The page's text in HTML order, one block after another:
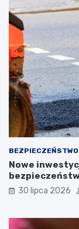
j
i
Ś
w
i
ę
t
o
u
l
n
a
r
i
I
M
ę
d
z
y
n
a
o
d
w
y
c
h
BEZPIECZEŃSTWO
Nowe
30 lipca 2026